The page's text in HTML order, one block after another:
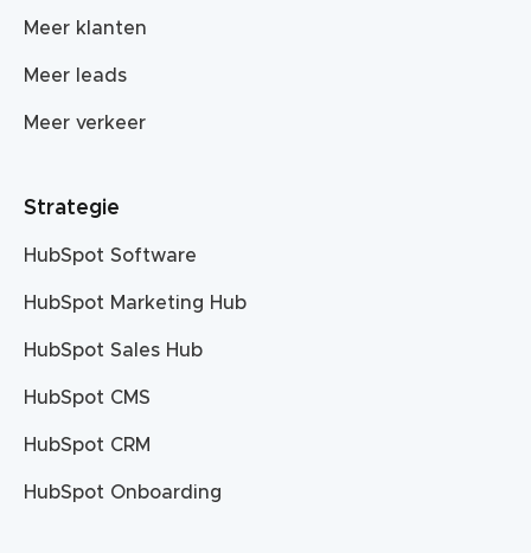
Meer klanten
Meer leads
Meer verkeer
Strategie
HubSpot Software
HubSpot Marketing Hub
HubSpot Sales Hub
HubSpot CMS
HubSpot CRM
HubSpot Onboarding